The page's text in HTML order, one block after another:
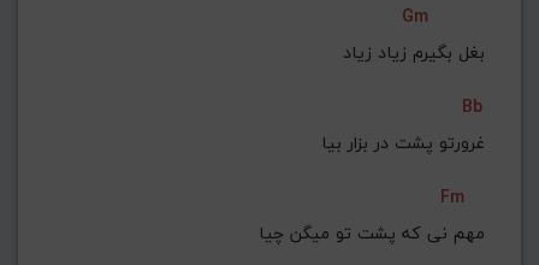
Gm
بغل بگیرم زیاد زیاد
Bb
غرورتو پشت در بزار بیا
Fm
مهم نی که پشت تو میگن چیا